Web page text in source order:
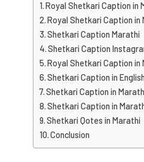
Royal Shetkari Caption in
Royal Shetkari Caption in
Shetkari Caption Marathi
Shetkari Caption
Royal Shetkari Caption
Shetkari Caption in English
Shetkari Caption in
Shetkari Caption in
Shetkari Qotes in Marathi
Conclusion